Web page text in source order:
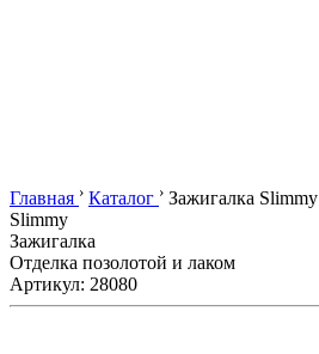
Главная › Каталог › Зажигалка Slimmy
Slimmy
Зажигалка
Отделка позолотой и лаком
Артикул: 28080